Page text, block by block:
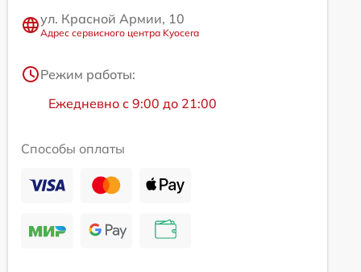
ул. Красной Армии, 10
Адрес сервисного центра Kyocera
Режим работы:
Ежедневно с 9:00 до 21:00
Способы оплаты